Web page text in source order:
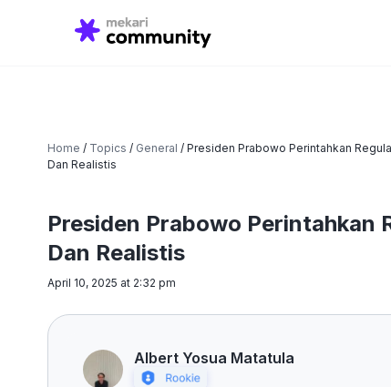
for:
Home / Topics / General / Presiden Prabowo Perintahkan
Dan Realistis
Presiden Prabowo Perintahkan
Dan Realistis
April 10, 2025 at 2:32 pm
Albert Yosua Matatula